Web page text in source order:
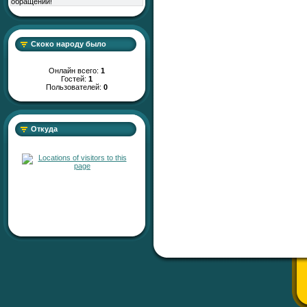
Скоко народу было
Онлайн всего: 1
Гостей: 1
Пользователей: 0
Откуда